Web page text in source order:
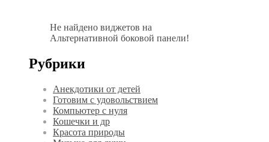
Не найдено виджетов на
Альтернативной боковой панели!
Рубрики
Анекдотики от детей
Готовим с удовольствием
Компьютер с нуля
Кошечки и др
Красота природы